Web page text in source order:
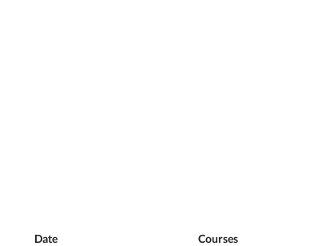
Date Courses